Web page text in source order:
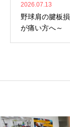
2026.07.13
野球肩の腱板
が痛い方へ～